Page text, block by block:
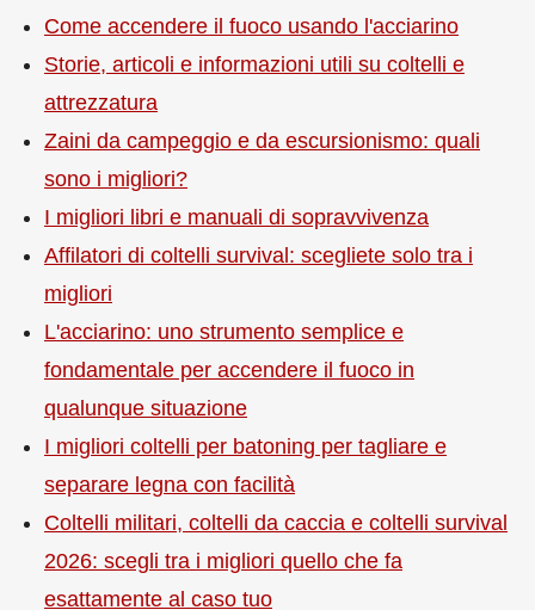
Come accendere il fuoco usando l'acciarino
Storie, articoli e informazioni utili su coltelli e
attrezzatura
Zaini da campeggio e da escursionismo: quali
sono i migliori?
I migliori libri e manuali di sopravvivenza
Affilatori di coltelli survival: scegliete solo tra i
migliori
L'acciarino: uno strumento semplice e
fondamentale per accendere il fuoco in
qualunque situazione
I migliori coltelli per batoning per tagliare e
separare legna con facilità
Coltelli militari, coltelli da caccia e coltelli survival
2026: scegli tra i migliori quello che fa
esattamente al caso tuo